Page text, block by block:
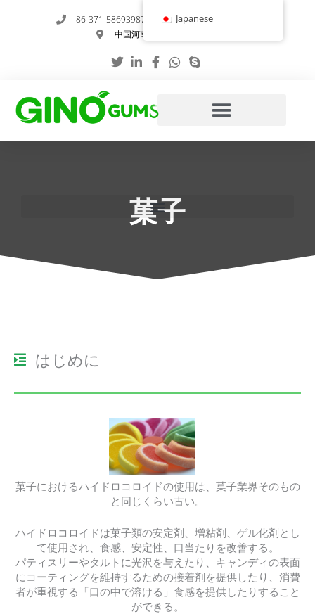
86-371-58693987
info@gumstabilizer.com
中国河南省鄭州市玉英路6号
菓子
はじめに
菓子におけるハイドロコロイドの使用は、菓子業界そのもの
と同じくらい古い。
ハイドロコロイドは菓子類の安定剤、増粘剤、ゲル化剤とし
て使用され、食感、安定性、口当たりを改善する。
パティスリーやタルトに光沢を与えたり、キャンディの表面
にコーティングを維持するための接着剤を提供したり、消費
者が重視する「口の中で溶ける」食感を提供したりすること
ができる。
Japanese